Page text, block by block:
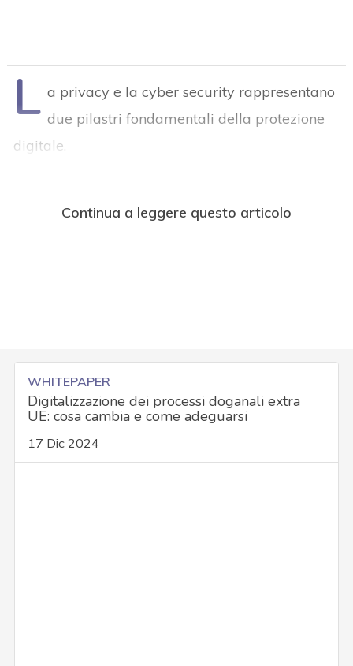
L a privacy e la cyber security rappresentano
due pilastri fondamentali della protezione
digitale.
Continua a leggere questo articolo
WHITEPAPER
Digitalizzazione dei processi doganali extra
UE: cosa cambia e come adeguarsi
17 Dic 2024